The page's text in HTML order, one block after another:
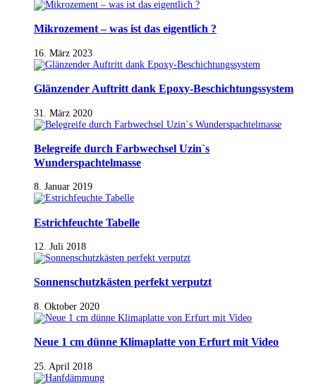
Mikrozement – was ist das eigentlich ?
16. März 2023
Glänzender Auftritt dank Epoxy-Beschichtungssystem
31. März 2020
Belegreife durch Farbwechsel Uzin`s
Wunderspachtelmasse
8. Januar 2019
Estrichfeuchte Tabelle
12. Juli 2018
Sonnenschutzkästen perfekt verputzt
8. Oktober 2020
Neue 1 cm dünne Klimaplatte von Erfurt mit Video
25. April 2018